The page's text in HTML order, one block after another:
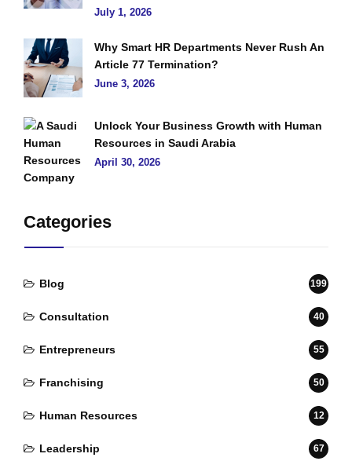
July 1, 2026
Why Smart HR Departments Never Rush An
Article 77 Termination?
June 3, 2026
Unlock Your Business Growth with Human
Resources in Saudi Arabia
April 30, 2026
Categories
Blog 199
Consultation 40
Entrepreneurs 55
Franchising 50
Human Resources 12
Leadership 67